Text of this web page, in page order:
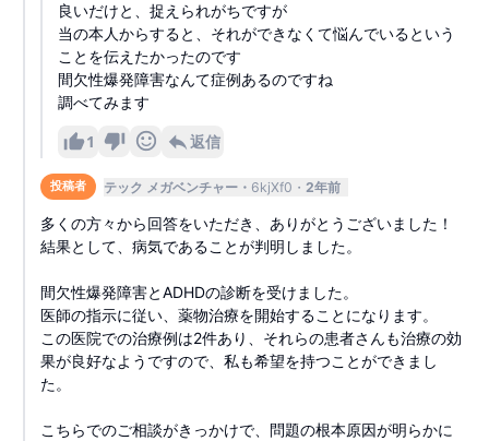
良いだけと、捉えられがちですが
当の本人からすると、それができなくて悩んでいるという
ことを伝えたかったのです
間欠性爆発障害なんて症例あるのですね
調べてみます
1 返信
投稿者 テック メガベンチャー 6kjXf0 2年前
多くの方々から回答をいただき、ありがとうございました！
結果として、病気であることが判明しました。
間欠性爆発障害とADHDの診断を受けました。
医師の指示に従い、薬物治療を開始することになります。
この医院での治療例は2件あり、それらの患者さんも治療の効
果が良好なようですので、私も希望を持つことができまし
た。
こちらでのご相談がきっかけで、問題の根本原因が明らかに